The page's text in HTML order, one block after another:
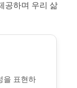
공하며 우리 삶
을 표현하